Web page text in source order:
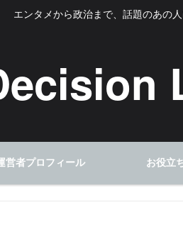
エンタメから政治まで、話題のあの
営者プロフィール お役立